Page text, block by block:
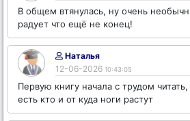
В общем втянулась, ну очень
радует что ещё не конец!
Наталья
12-06-2026 10:43:05
Первую книгу начала с трудом
есть кто и от куда ноги растут